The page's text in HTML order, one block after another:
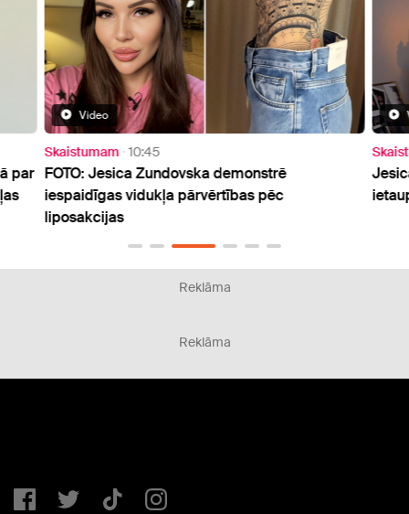
par
Video
Skaistumam 10:45
FOTO: Jesica Zundovska demonstrē
iespaidīgas vidukļa pārvērtības pēc
liposakcijas
Reklāma
Reklāma